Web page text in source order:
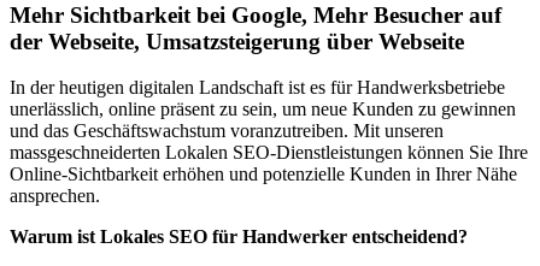
Mehr Sichtbarkeit bei Google, Mehr Besucher auf
der Webseite, Umsatzsteigerung über Webseite
In der heutigen digitalen Landschaft ist es für Handwerksbetriebe
unerlässlich, online präsent zu sein, um neue Kunden zu gewinnen
und das Geschäftswachstum voranzutreiben. Mit unseren
massgeschneiderten Lokalen SEO-Dienstleistungen können Sie Ihre
Online-Sichtbarkeit erhöhen und potenzielle Kunden in Ihrer Nähe
ansprechen.
Warum ist Lokales SEO für Handwerker entscheidend?